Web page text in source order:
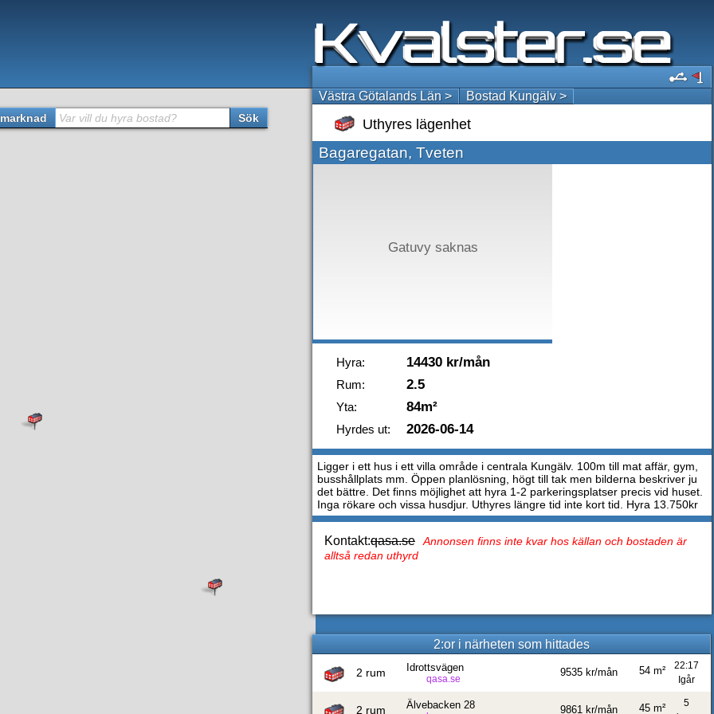
Västra Götalands Län > Bostad Kungälv >
Uthyres lägenhet
Bagaregatan, Tveten
Gatuvy saknas
Hyra: 14430 kr/mån
Rum: 2.5
Yta: 84m²
Hyrdes ut: 2026-06-14
Ligger i ett hus i ett villa område i centrala Kungälv. 100m till mat affär, gym,
busshållplats mm. Öppen planlösning, högt till tak men bilderna beskriver ju
det bättre. Det finns möjlighet att hyra 1-2 parkeringsplatser precis vid huset.
Inga rökare och vissa husdjur. Uthyres längre tid inte kort tid. Hyra 13.750kr
Kontakt:qasa.se
Annonsen finns inte kvar hos källan och bostaden är
alltså redan uthyrd
2:or i närheten som hittades
2 rum Idrottsvägen
qasa.se
9535 kr/mån
22:17
Igår
54 m²
2 rum Älvebacken 28 9861 kr/mån
5
45 m²
Var vill du hyra bostad? Sök